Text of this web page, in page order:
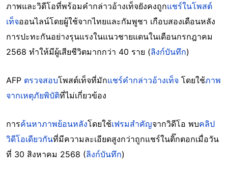
ภาพและวิดีโอที่พร้อมคำกล่าวอ้างเท็จยังคงถูกแชร์ในโพสต์
เท็จออนไลน์โดยผู้ใช้จากไทยและกัมพูชา เกือบสองเดือนหลัง
การปะทะกันอย่างรุนแรงในแนวชายแดนในเดือนกรกฎาคม
2568 ทำให้มีผู้เสียชีวิตมากกว่า 40 ราย (ลิงก์บันทึก)
AFP ตรวจสอบโพสต์เท็จที่มักแชร์คำกล่าวอ้างเท็จ โดยใช้ภาพ
จากเหตุภัยพิบัติที่ไม่เกี่ยวข้อง
การค้นหาภาพย้อนหลังโดยใช้เฟรมสำคัญจากวิดีโอ พบคลิป
วิดีโอเดียวกันที่มีความละเอียดสูงกว่าถูกแชร์ในติ๊กตอกเมื่อวัน
ที่ 30 สิงหาคม 2568 (ลิงก์บันทึก)